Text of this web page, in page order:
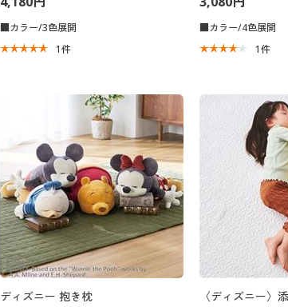
■カラー/3色展開
1件
■カラー/4色展開
1件
ディズニー 抱き枕 〈ディズニー〉